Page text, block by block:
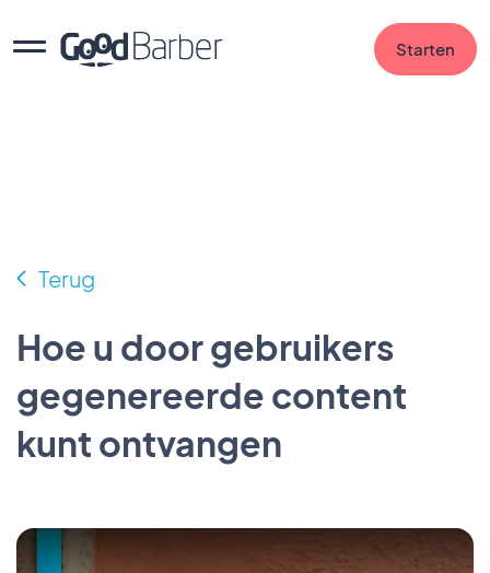
Starten
Terug
Hoe u door gebruikers
gegenereerde content
kunt ontvangen